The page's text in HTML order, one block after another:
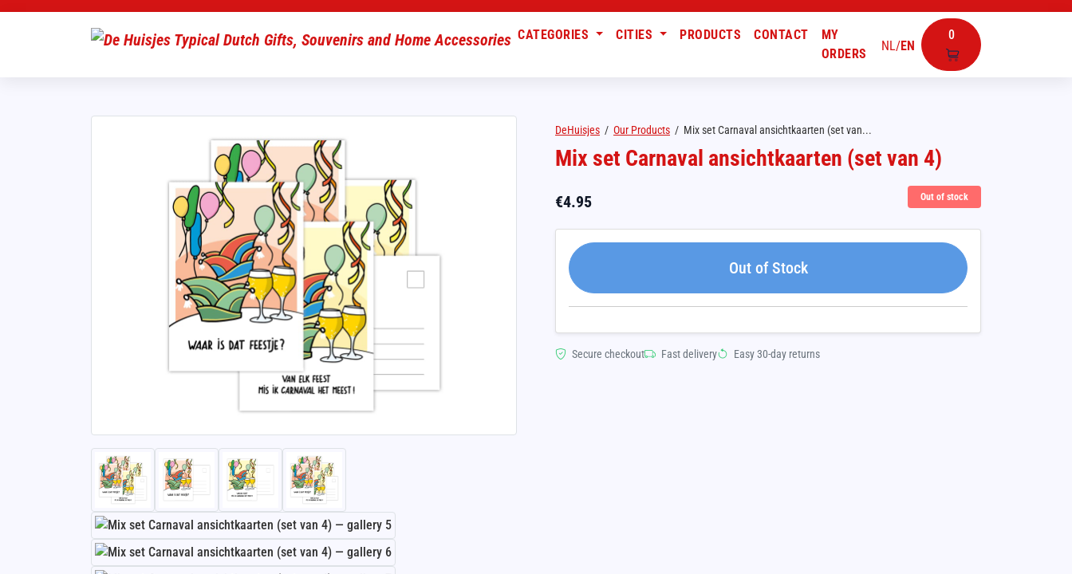
NL/EN
0
CATEGORIES CITIES PRODUCTS CONTACT
MY
ORDERS
DeHuisjes / Our Products / Mix set Carnaval ansichtkaarten (set van...
Mix set Carnaval ansichtkaarten (set van 4)
€4.95 Out of stock
Out of Stock
Secure checkout Fast delivery Easy 30-day returns